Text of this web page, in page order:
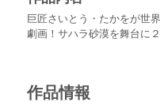
巨匠さいとう・たかをが世
劇画！サハラ砂漠を舞台に
聞いた歌声]、チェ･ゲバラ
作品情報